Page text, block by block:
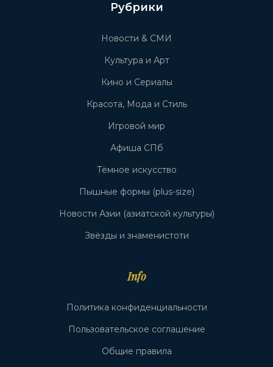
Рубрики
Новости & СМИ
Культура и Арт
Кино и Сериалы
Красота, Мода и Стиль
Игровой мир
Афиша СПб
Тёмное искусство
Пышные формы (plus-size)
Новости Азии (азиатской культуры)
Звёзды и знаменистоти
Info
Политика конфиденциальности
Пользовательское соглашение
Общие правила